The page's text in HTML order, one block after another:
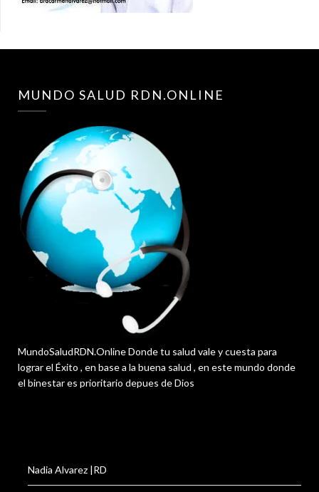
MUNDO SALUD RDN.ONLINE
MundoSaludRDN.Online Donde tu salud vale y cuesta para
lograr el Éxito , en base a la buena salud , en este mundo donde
el binestar es prioritario depues de Dios
Nadia Alvarez |RD